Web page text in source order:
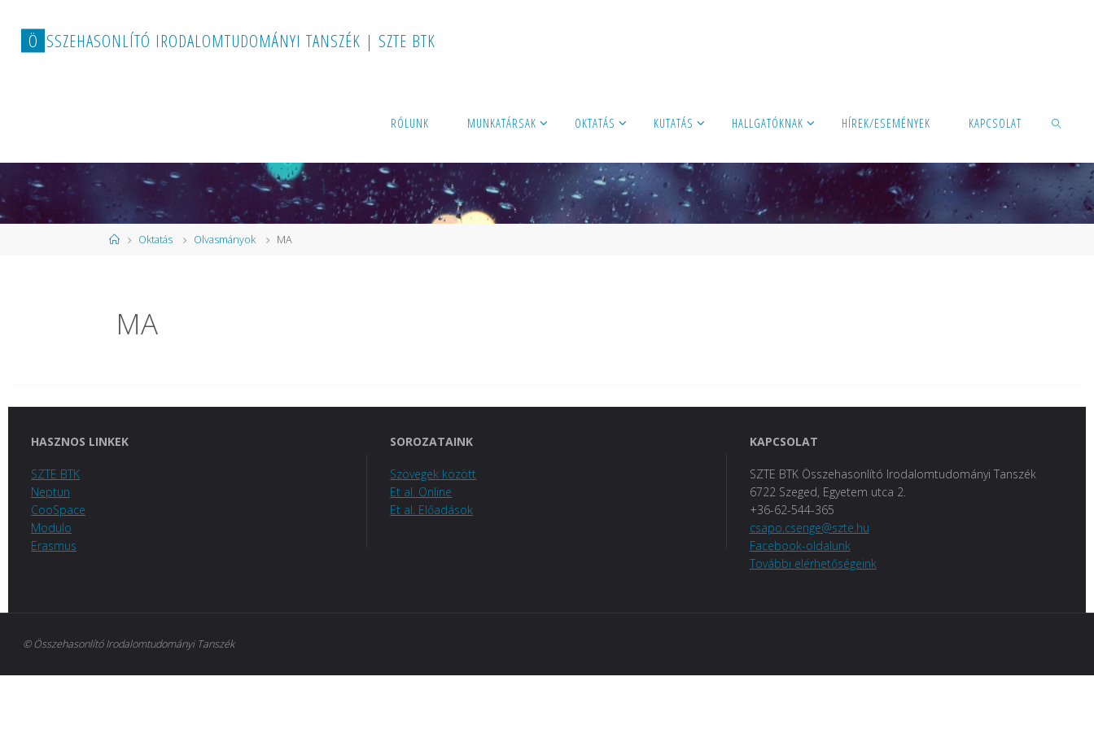
Ö SSZEHASONL ÍTÓ IRODAL OMTUDOMÁNYI TANSZÉK | SZTE BTK
RÓLUNK MUNKATÁRSAK OKTATÁS KUTATÁS HALLGATÓKNAK HÍREK/ESEMÉNYEK KAPCSOLAT
KERESÉS
Kezdőlap
Oktatás Olvasmányok MA
MA
HASZNOS LINKEK
SZTE BTK
Neptun
CooSpace
Modulo
Erasmus
SOROZATAINK
Szövegek között
Et al. Online
Et al. Előadások
KAPCSOLAT
SZTE BTK Összehasonlító Irodalomtudományi Tanszék
6722 Szeged, Egyetem utca 2.
+36-62-544-365
csapo.csenge@szte.hu
Facebook-oldalunk
További elérhetőségeink
© Összehasonlító Irodalomtudományi Tanszék